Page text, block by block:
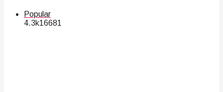
Popular
4.3k16681